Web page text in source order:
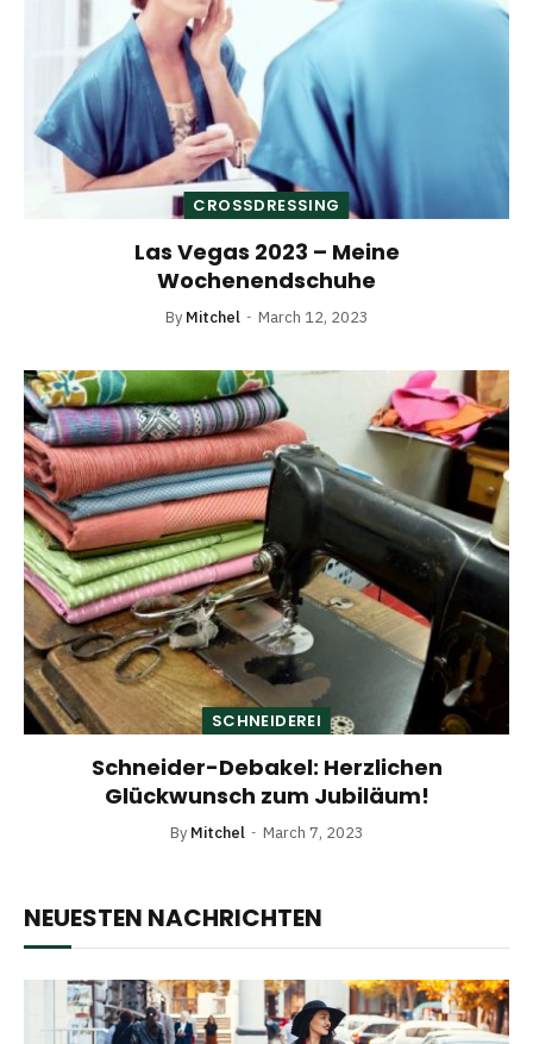
CROSSDRESSING
Las Vegas 2023 – Meine
Wochenendschuhe
By Mitchel March 12, 2023
SCHNEIDEREI
Schneider-Debakel: Herzlichen
Glückwunsch zum Jubiläum!
By Mitchel March 7, 2023
NEUESTEN NACHRICHTEN